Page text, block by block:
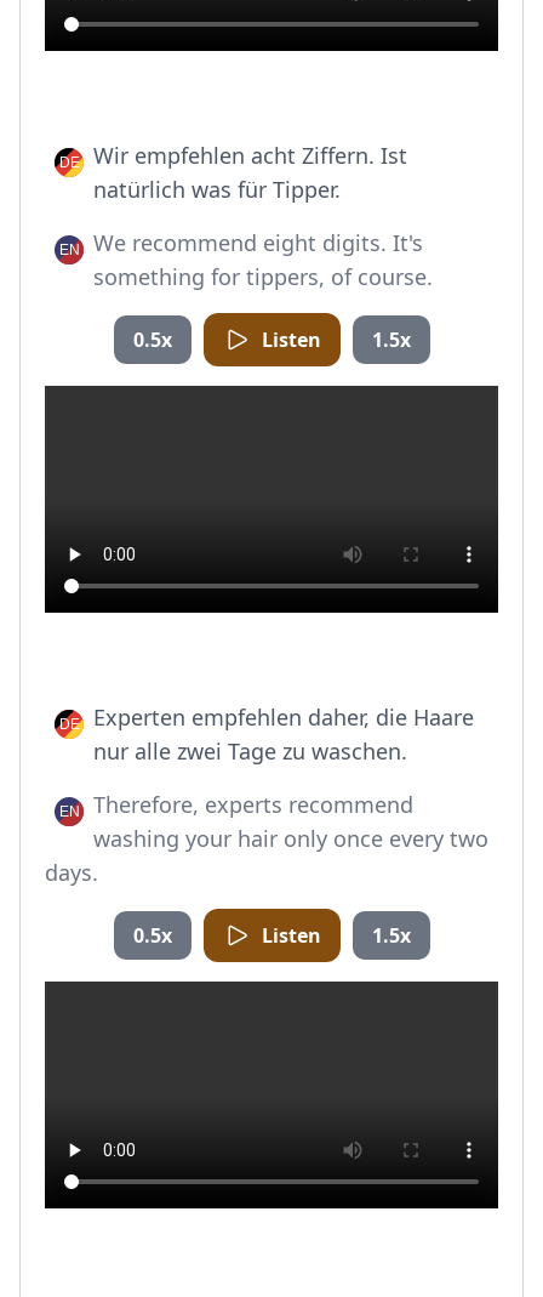
Wir empfehlen acht Ziffern. Ist
natürlich was für Tipper.
We recommend eight digits. It's
something for tippers, of course.
0.5x Listen 1.5x
Experten empfehlen daher, die Haare
nur alle zwei Tage zu waschen.
Therefore, experts recommend
washing your hair only once every two
days.
0.5x Listen 1.5x